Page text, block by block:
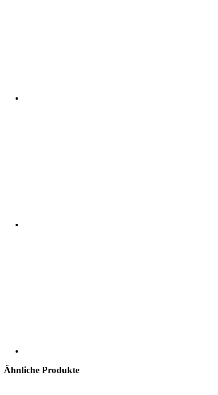
Ähnliche Produkte